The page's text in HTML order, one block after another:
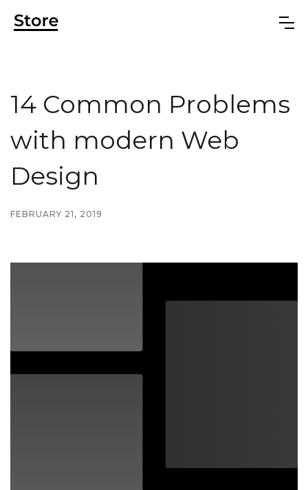
14 Common Problems
with modern Web
Design
FEBRUARY 21, 2019